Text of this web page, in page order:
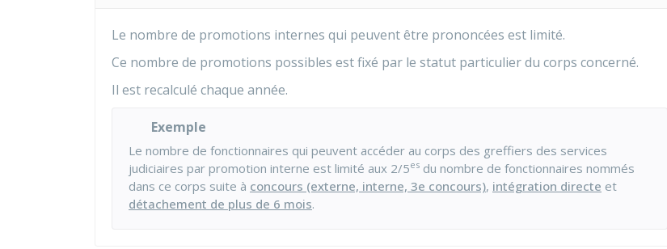
Le nombre de promotions internes qui peuvent être prononcées est limité.
Ce nombre de promotions possibles est fixé par le statut particulier du corps concerné.
Il est recalculé chaque année.
Exemple
Le nombre de fonctionnaires qui peuvent accéder au corps des greffiers des services
judiciaires par promotion interne est limité aux 2/5es du nombre de fonctionnaires nommés
dans ce corps suite à concours (externe, interne, 3e concours), intégration directe et
détachement de plus de 6 mois.